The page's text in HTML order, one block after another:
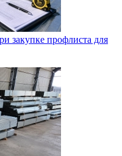
закупке профлиста для